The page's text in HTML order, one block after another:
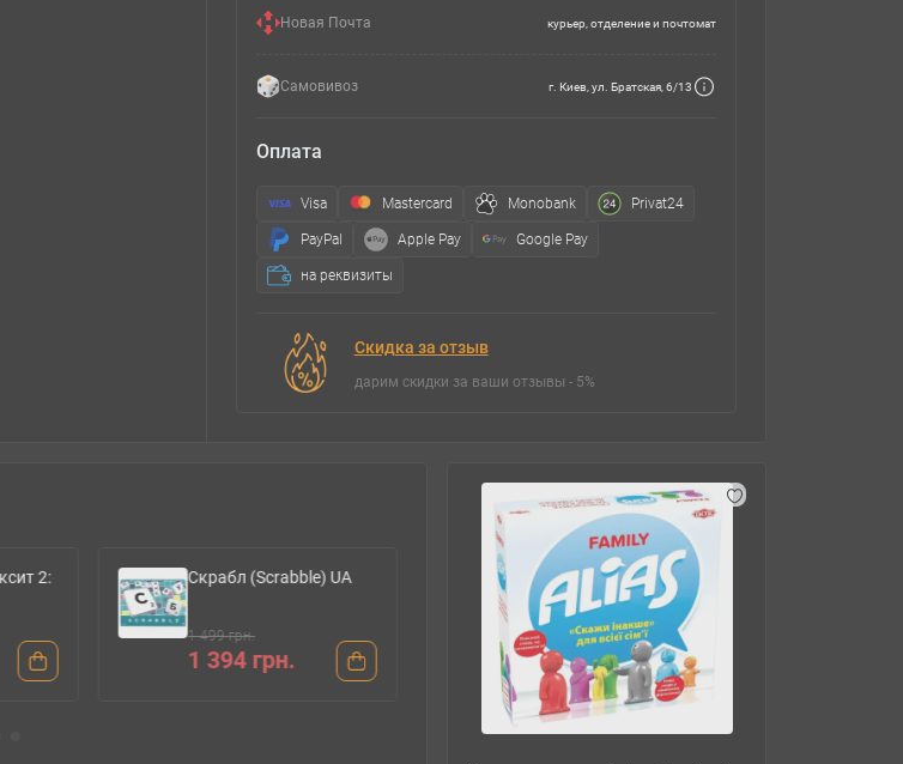
Новая Почта курьер, отделение и почтомат
Самовивоз г. Киев, ул. Братская, 6/13
Оплата
Visa Mastercard Monobank Privat24
PayPal Apple Pay Google Pay
на реквизиты
Скидка за отзыв
дарим скидки за ваши отзывы - 5%
2:
Скрабл (Scrabble) UA
1 499 грн.
1 394 грн.
Монополия: Украина
(Monopoly: Ukraine) UA
2 080 грн.
1 914 грн.